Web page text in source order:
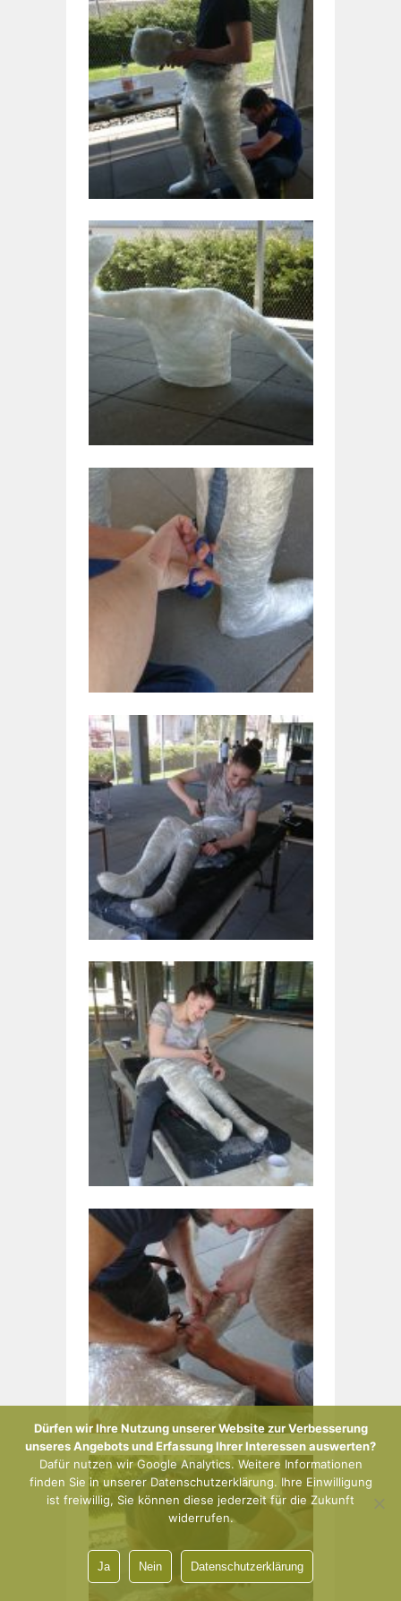
Dürfen wir Ihre Nutzung unserer Website zur Verbesserung
unseres Angebots und Erfassung Ihrer Interessen auswerten?
Dafür nutzen wir Google Analytics. Weitere Informationen
finden Sie in unserer Datenschutzerklärung. Ihre Einwilligung
ist freiwillig, Sie können diese jederzeit für die Zukunft
widerrufen.
Ja Nein Datenschutzerklärung